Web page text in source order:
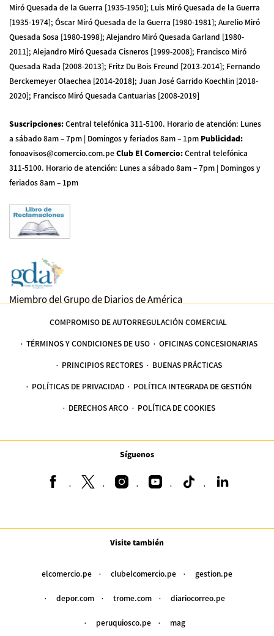
Miró Quesada de la Guerra [1935-1950]; Luis Miró Quesada de la Guerra
[1935-1974]; Óscar Miró Quesada de la Guerra [1980-1981]; Aurelio Miró
Quesada Sosa [1980-1998]; Alejandro Miró Quesada Garland [1980-
2011]; Alejandro Miró Quesada Cisneros [1999-2008]; Francisco Miró
Quesada Rada [2008-2013]; Fritz Du Bois Freund [2013-2014]; Fernando
Berckemeyer Olaechea [2014-2018]; Juan José Garrido Koechlin [2018-
2020]; Francisco Miró Quesada Cantuarias [2008-2019]
Suscripciones:Central telefónica 311-5100. Horario de atención: Lunes
a sábado 8am – 7pm | Domingos y feriados 8am – 1pm Publicidad:
fonoavisos@comercio.com.peClub El Comercio:Central telefónica
311-5100. Horario de atención: Lunes a sábado 8am – 7pm | Domingos y
feriados 8am – 1pm
Miembro del Grupo de Diarios de América
COMPROMISO DE AUTORREGULACIÓN COMERCIAL
TÉRMINOS Y CONDICIONES DE USO OFICINAS CONCESIONARIAS
PRINCIPIOS RECTORES BUENAS PRÁCTICAS
POLÍTICAS DE PRIVACIDAD POLÍTICA INTEGRADA DE GESTIÓN
DERECHOS ARCO POLÍTICA DE COOKIES
Síguenos
Visite también
elcomercio.pe clubelcomercio.pe gestion.pe
depor.com trome.com diariocorreo.pe
peruquiosco.pe mag